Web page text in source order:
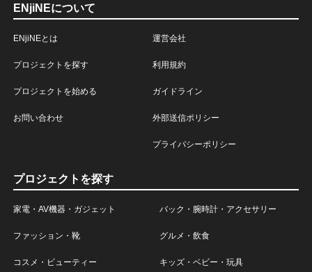
ENjiNEについて
ENjiNEとは
プロジェクトを探す
プロジェクトを始める
お問い合わせ
運営会社
利用規約
ガイドライン
外部送信ポリシー
プライバシーポリシー
プロジェクトを探す
家電・AV機器・ガジェット バック・腕時計・アクセサリー
ファッション・靴 グルメ・飲食
コスメ・ビューティー キッズ・ベビー・玩具